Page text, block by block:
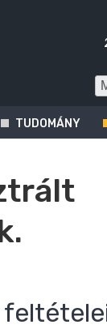
TUDOMÁNY